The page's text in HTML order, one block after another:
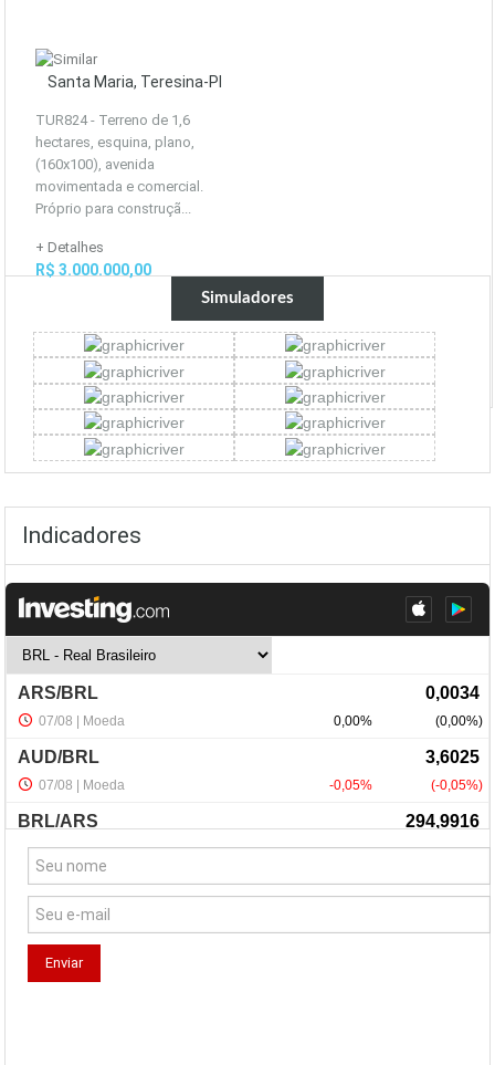
Santa Maria, Teresina-PI
TUR824 - Terreno de 1,6
hectares, esquina, plano,
(160x100), avenida
movimentada e comercial.
Próprio para construçã...
+ Detalhes
R$ 3.000.000,00
Simuladores
Indicadores
NewsLetter